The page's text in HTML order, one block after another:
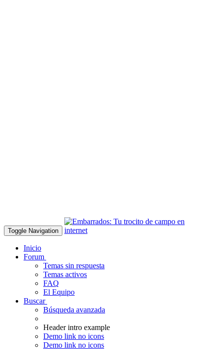
Toggle Navigation
Inicio
Forum
Temas sin respuesta
Temas activos
FAQ
El Equipo
Buscar
Búsqueda avanzada
Header intro example
Demo link no icons
Demo link no icons